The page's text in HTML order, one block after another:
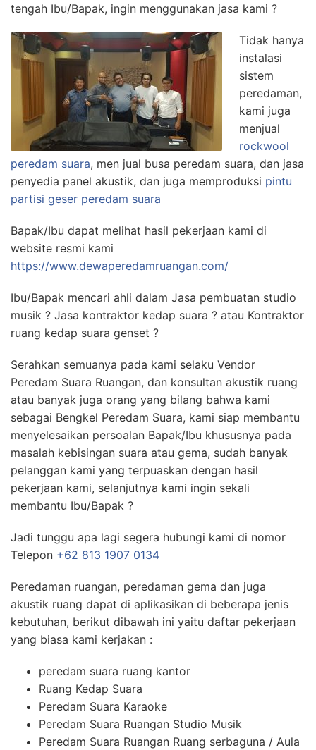
tengah Ibu/Bapak, ingin menggunakan jasa kami ?
Tidak hanya
instalasi
sistem
peredaman,
kami juga
menjual
rockwool
peredam suara, men jual busa peredam suara, dan jasa
penyedia panel akustik, dan juga memproduksi pintu
partisi geser peredam suara
Bapak/Ibu dapat melihat hasil pekerjaan kami di
website resmi kami
https://www.dewaperedamruangan.com/
Ibu/Bapak mencari ahli dalam Jasa pembuatan studio
musik ? Jasa kontraktor kedap suara ? atau Kontraktor
ruang kedap suara genset ?
Serahkan semuanya pada kami selaku Vendor
Peredam Suara Ruangan, dan konsultan akustik ruang
atau banyak juga orang yang bilang bahwa kami
sebagai Bengkel Peredam Suara, kami siap membantu
menyelesaikan persoalan Bapak/Ibu khususnya pada
masalah kebisingan suara atau gema, sudah banyak
pelanggan kami yang terpuaskan dengan hasil
pekerjaan kami, selanjutnya kami ingin sekali
membantu Ibu/Bapak ?
Jadi tunggu apa lagi segera hubungi kami di nomor
Telepon +62 813 1907 0134
Peredaman ruangan, peredaman gema dan juga
akustik ruang dapat di aplikasikan di beberapa jenis
kebutuhan, berikut dibawah ini yaitu daftar pekerjaan
yang biasa kami kerjakan :
peredam suara ruang kantor
Ruang Kedap Suara
Peredam Suara Karaoke
Peredam Suara Ruangan Studio Musik
Peredam Suara Ruangan Ruang serbaguna / Aula